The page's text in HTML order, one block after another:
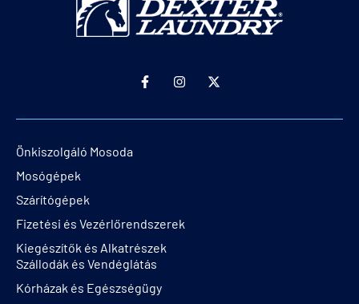
Önkiszolgáló Mosoda
Mosógépek
Szárítógépek
Fizetési és Vezérlőrendszerek
Kiegészítők és Alkatrészek
Szállodák és Vendéglátás
Kórházak és Egészségügy